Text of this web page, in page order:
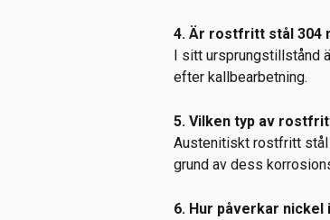
4. Är rostfritt stål 304
I sitt ursprungstillstånd
efter kallbearbetning.
5. Vilken typ av
Austenitiskt rostfritt stål
grund av dess
6. Hur påverkar